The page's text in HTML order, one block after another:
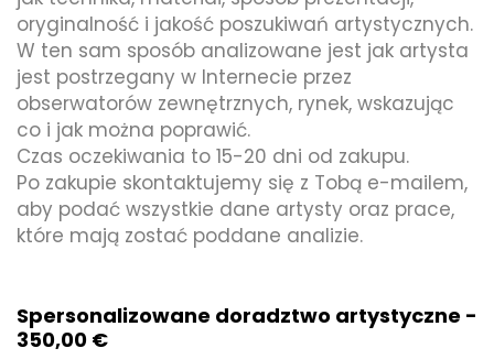
oryginalność i jakość poszukiwań artystycznych.
W ten sam sposób analizowane jest jak artysta
jest postrzegany w Internecie przez
obserwatorów zewnętrznych, rynek, wskazując
co i jak można poprawić.
Czas oczekiwania to 15-20 dni od zakupu.
Po zakupie skontaktujemy się z Tobą e-mailem,
aby podać wszystkie dane artysty oraz prace,
które mają zostać poddane analizie.
Spersonalizowane doradztwo artystyczne -
350,00 €